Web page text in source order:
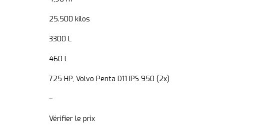
25.500 kilos
3300 L
460 L
725 HP, Volvo Penta D11 IPS 950 (2x)
–
Vérifier le prix